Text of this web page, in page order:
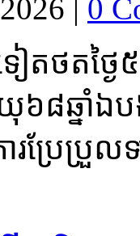
0
តថតថ្ងៃ
៦៨ឆ្នាំឯ
ប្រែប្រួល